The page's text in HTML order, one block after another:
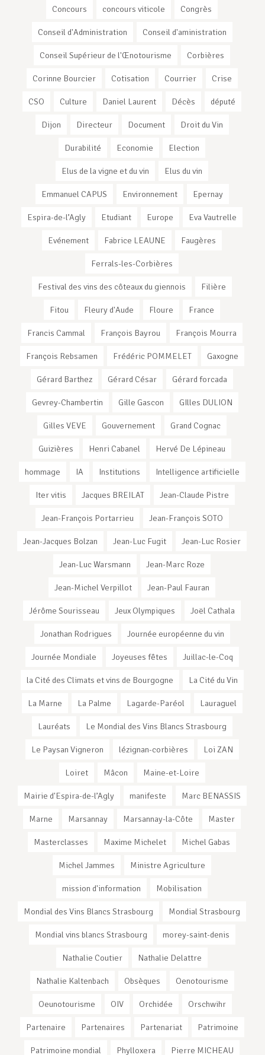
Concours concours viticole Congrès
Conseil d'Administration Conseil d'aministration
Conseil Supérieur de l'Œnotourisme Corbières
Corinne Bourcier Cotisation Courrier Crise
CSO Culture Daniel Laurent Décès député
Dijon Directeur Document Droit du Vin
Durabilité Economie Election
Elus de la vigne et du vin Elus du vin
Emmanuel CAPUS Environnement Epernay
Espira-de-l’Agly Etudiant Europe Eva Vautrelle
Evénement Fabrice LEAUNE Faugères
Ferrals-les-Corbières
Festival des vins des côteaux du giennois Filière
Fitou Fleury d'Aude Floure France
Francis Cammal François Bayrou François Mourra
François Rebsamen Frédéric POMMELET Gaxogne
Gérard Barthez Gérard César Gérard forcada
Gevrey-Chambertin Gille Gascon GIlles DULION
Gilles VEVE Gouvernement Grand Cognac
Guizières Henri Cabanel Hervé De Lépineau
hommage IA Institutions Intelligence artificielle
Iter vitis Jacques BREILAT Jean-Claude Pistre
Jean-François Portarrieu Jean-François SOTO
Jean-Jacques Bolzan Jean-Luc Fugit Jean-Luc Rosier
Jean-Luc Warsmann Jean-Marc Roze
Jean-Michel Verpillot Jean-Paul Fauran
Jérôme Sourisseau Jeux Olympiques Joël Cathala
Jonathan Rodrigues Journée européenne du vin
Journée Mondiale Joyeuses fêtes Juillac-le-Coq
la Cité des Climats et vins de Bourgogne La Cité du Vin
La Marne La Palme Lagarde-Paréol Lauraguel
Lauréats Le Mondial des Vins Blancs Strasbourg
Le Paysan Vigneron lézignan-corbières Loi ZAN
Loiret Mâcon Maine-et-Loire
Mairie d'Espira-de-l’Agly manifeste Marc BENASSIS
Marne Marsannay Marsannay-la-Côte Master
Masterclasses Maxime Michelet Michel Gabas
Michel Jammes Ministre Agriculture
mission d'information Mobilisation
Mondial des Vins Blancs Strasbourg Mondial Strasbourg
Mondial vins blancs Strasbourg morey-saint-denis
Nathalie Coutier Nathalie Delattre
Nathalie Kaltenbach Obsèques Oenotourisme
Oeunotourisme OIV Orchidée Orschwihr
Partenaire Partenaires Partenariat Patrimoine
Patrimoine mondial Phylloxera Pierre MICHEAU